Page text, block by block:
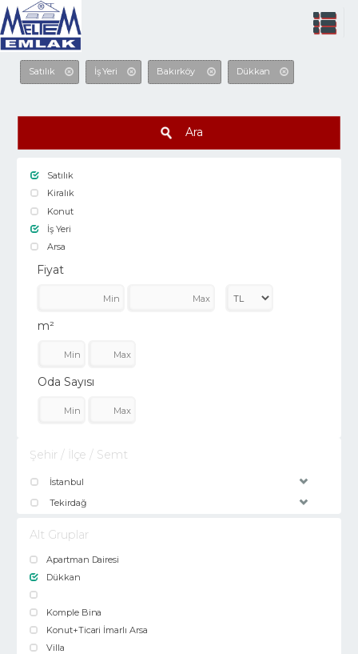
Satılık İş Yeri Bakırköy Dükkan
Ara
Satılık
Kiralık
Konut
İş Yeri
Arsa
Fiyat
m²
Oda Sayısı
Şehir / İlçe / Semt
İstanbul
Tekirdağ
Alt Gruplar
Apartman Dairesi
Dükkan
Komple Bina
Konut+Ticari İmarlı Arsa
Villa